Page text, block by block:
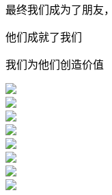
最终我们成为了朋友
他们成就了我们
我们为他们创造价值